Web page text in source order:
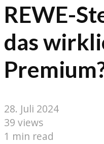
REWE-
das
28. Juli 2024
39 views
1 min read